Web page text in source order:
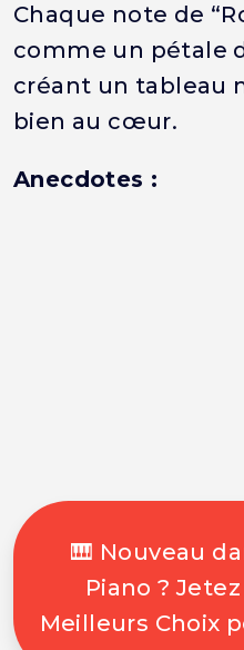
Chaque note de
comme un pétale
créant un tableau
bien au cœur.
Anecdotes :
🎹 Nouveau
Piano ?
Meilleurs Choix